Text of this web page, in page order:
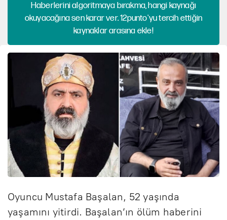
Haberlerini algoritmaya bırakma, hangi kaynağı
okuyacağına sen karar ver. 12punto'yu tercih ettiğin
kaynaklar arasına ekle!
Oyuncu Mustafa Başalan, 52 yaşında
yaşamını yitirdi. Başalan’ın ölüm haberini